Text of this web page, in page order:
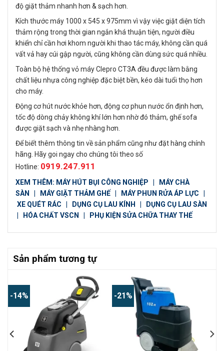
độ giặt thảm nhanh hơn & sạch hơn.
Kích thước máy 1000 x 545 x 975mm vì vậy việc giặt diện tích
thảm rộng trong thời gian ngắn khá thuận tiện, người điều
khiển chỉ cần hơi khom người khi thao tác máy, không cần quá
vất vả hay cúi gập người, cũng không cần dùng sức quá nhiều.
Toàn bộ hệ thống vỏ máy Clepro CT3A đều được làm bằng
chất liệu nhựa công nghiệp đặc biệt bền, kéo dài tuổi thọ hơn
cho máy.
Động cơ hút nước khỏe hơn, động cơ phun nước ổn định hơn,
tốc độ dòng chảy không khí lớn hơn nhờ đó thảm, ghế sofa
được giặt sạch và nhẹ nhàng hơn.
Để biết thêm thông tin về sản phẩm cũng như đặt hàng chính
hãng. Hãy goi ngay cho chúng tôi theo số
Hotline: 0919.247.911
XEM THÊM: MÁY HÚT BỤI CÔNG NGHIỆP
MÁY CHÀ
SÀN
MÁY GIẶT THẢM GHẾ MÁY PHUN RỬA ÁP LỰC
XE QUÉT RÁC
DỤNG CỤ LAU KÍNH
DỤNG CỤ LAU SÀN
HÓA CHẤT VSCN PHỤ KIỆN SỬA CHỮA THAY THẾ
Sản phẩm tương tự
-14% -21%